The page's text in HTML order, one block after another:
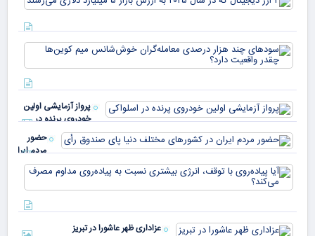
پرواز آزمایشی اولین
خودروی پرنده در
اسلواکی
حضور
مردم ایران
در
کشورهای
مختلف
دنیا پای
صندوق
عزاداری ظهر عاشورا در تبریز